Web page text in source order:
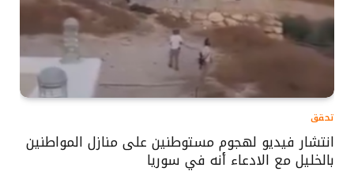
تحقق
انتشار فيديو لهجوم مستوطنين على منازل المواطنين
بالخليل مع الادعاء أنه في سوريا